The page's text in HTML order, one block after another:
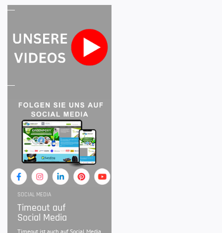
SOCIAL MEDIA
Timeout auf
Social Media
Timeout ist auch auf Social Media